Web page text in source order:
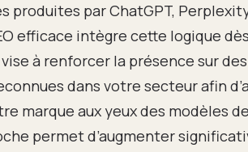
produites par ChatGPT,
efficace intègre cette logique
à renforcer la présence sur
dans votre secteur afin
marque aux yeux des modèles
permet d’augmenter